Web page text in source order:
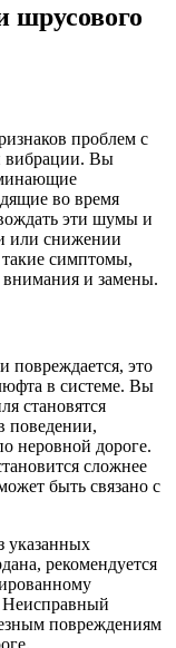
шрусового
проблем с
вибрации. Вы
во время
эти шумы и
или снижении
такие симптомы,
и замены.
повреждается, это
в системе. Вы
становятся
поведении,
неровной дороге.
сложнее
быть связано с
указанных
рекомендуется
Неисправный
повреждениям